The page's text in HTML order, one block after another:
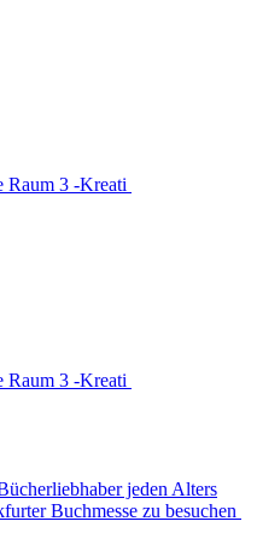
Raum 3 -Kreati
Raum 3 -Kreati
jeden Alters
Buchmesse zu besuchen